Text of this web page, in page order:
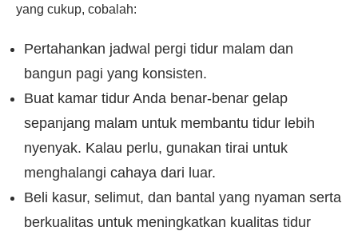
yang cukup, cobalah:
Pertahankan jadwal pergi tidur malam dan
bangun pagi yang konsisten.
Buat kamar tidur Anda benar-benar gelap
sepanjang malam untuk membantu tidur lebih
nyenyak. Kalau perlu, gunakan tirai untuk
menghalangi cahaya dari luar.
Beli kasur, selimut, dan bantal yang nyaman serta
berkualitas untuk meningkatkan kualitas tidur